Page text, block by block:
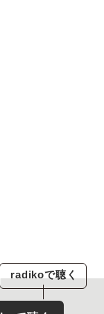
radikoで聴く